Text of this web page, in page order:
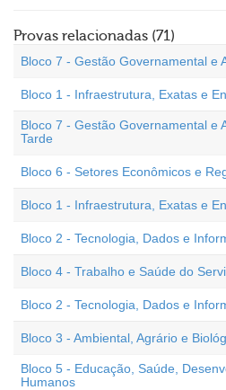
Provas relacionadas (71)
Bloco 7 - Gestão Governamental e
Bloco 1 - Infraestrutura, Exatas e
Bloco 7 - Gestão Governamental e
Tarde
Bloco 6 - Setores Econômicos e
Bloco 1 - Infraestrutura, Exatas e
Bloco 2 - Tecnologia, Dados e
Bloco 4 - Trabalho e Saúde do
Bloco 2 - Tecnologia, Dados e
Bloco 3 - Ambiental, Agrário e
Bloco 5 - Educação, Saúde,
Humanos